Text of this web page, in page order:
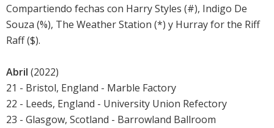
Compartiendo fechas con Harry Styles (#), Indigo De
Souza (%), The Weather Station (*) y Hurray for the Riff
Raff ($).
Abril (2022)
21 - Bristol, England - Marble Factory
22 - Leeds, England - University Union Refectory
23 - Glasgow, Scotland - Barrowland Ballroom